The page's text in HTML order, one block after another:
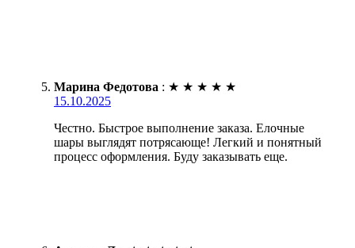
Марина Федотова : ★ ★ ★ ★ ★
15.10.2025
Честно. Быстрое выполнение заказа. Елочные
шары выглядят потрясающе! Легкий и понятный
процесс оформления. Буду заказывать еще.